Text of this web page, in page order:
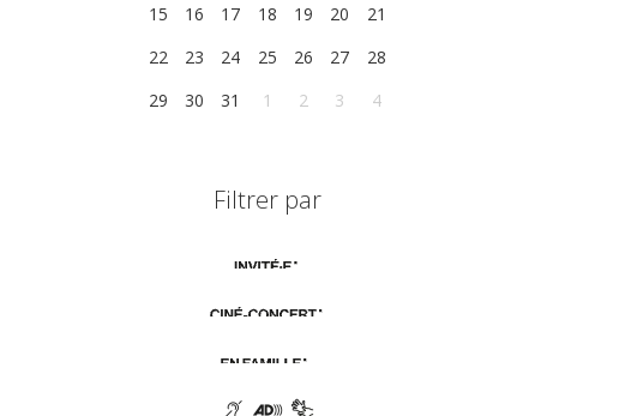
15
16 17 18 19 20
21
22
23 24 25 26 27
28
29
30 31 1 2 3 4
Filtrer par